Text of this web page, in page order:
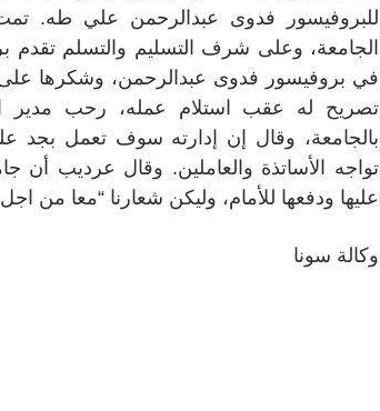
للبروفيسور فدوى عبدالرحمن علي طه.
الجامعة، وعلى شرف التسليم والتسلم تقدم
في بروفيسور فدوى عبدالرحمن، وشكرها على
تصريح له عقب استلام عمله، رحب مدير
بالجامعة، وقال إن إدارته سوف تعمل بجد
تواجه الأساتذة والعاملين. وقال عرديب أن
عليها ودفعها للأمام، وليكن شعارنا “معا من
وكالة سونا